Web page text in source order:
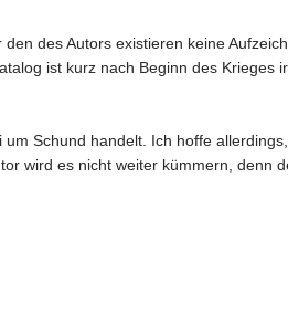
des Autors existieren keine
ist kurz nach Beginn des Krieges
Schund handelt. Ich hoffe
wird es nicht weiter kümmern, denn